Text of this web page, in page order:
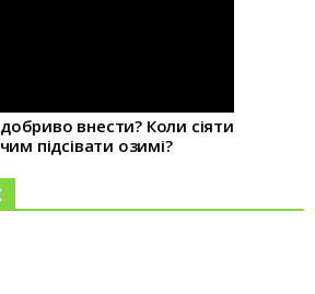
внести? Коли сіяти
підсівати озимі?